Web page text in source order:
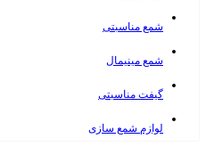
شمع مناسبتی
شمع مینیمال
گیفت مناسبتی
لوازم شمع سازی